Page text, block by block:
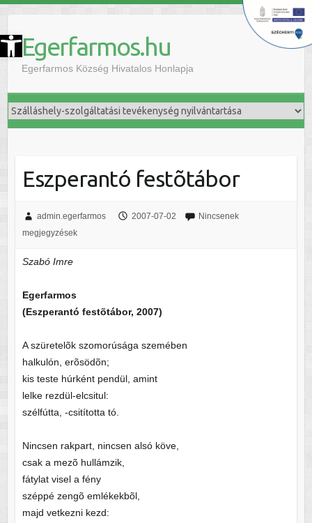
Eszköztár megnyitása Egerfarmos.hu
Egerfarmos Község Hivatalos Honlapja
Eszperantó festõtábor
admin.egerfarmos 2007-07-02
Nincsenek
megjegyzések
Szabó Imre
Egerfarmos
(Eszperantó festõtábor, 2007)
A szüretelõk szomorúsága szemében
halkulón, erõsödõn;
kis teste húrként pendül, amint
lelke rezdül-elcsitul:
szélfútta, -csitította tó.
Nincsen rakpart, nincsen alsó köve,
csak a mezõ hullámzik,
fátylat visel a fény
széppé zengõ emlékekbõl,
majd vetkezni kezd: